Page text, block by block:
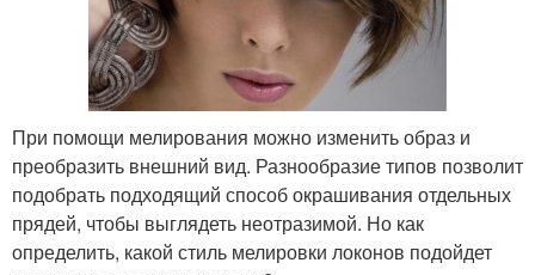
При помощи мелирования можно изменить образ и
преобразить внешний вид. Разнообразие типов позволит
подобрать подходящий способ окрашивания отдельных
прядей, чтобы выглядеть неотразимой. Но как
определить, какой стиль мелировки локонов подойдет